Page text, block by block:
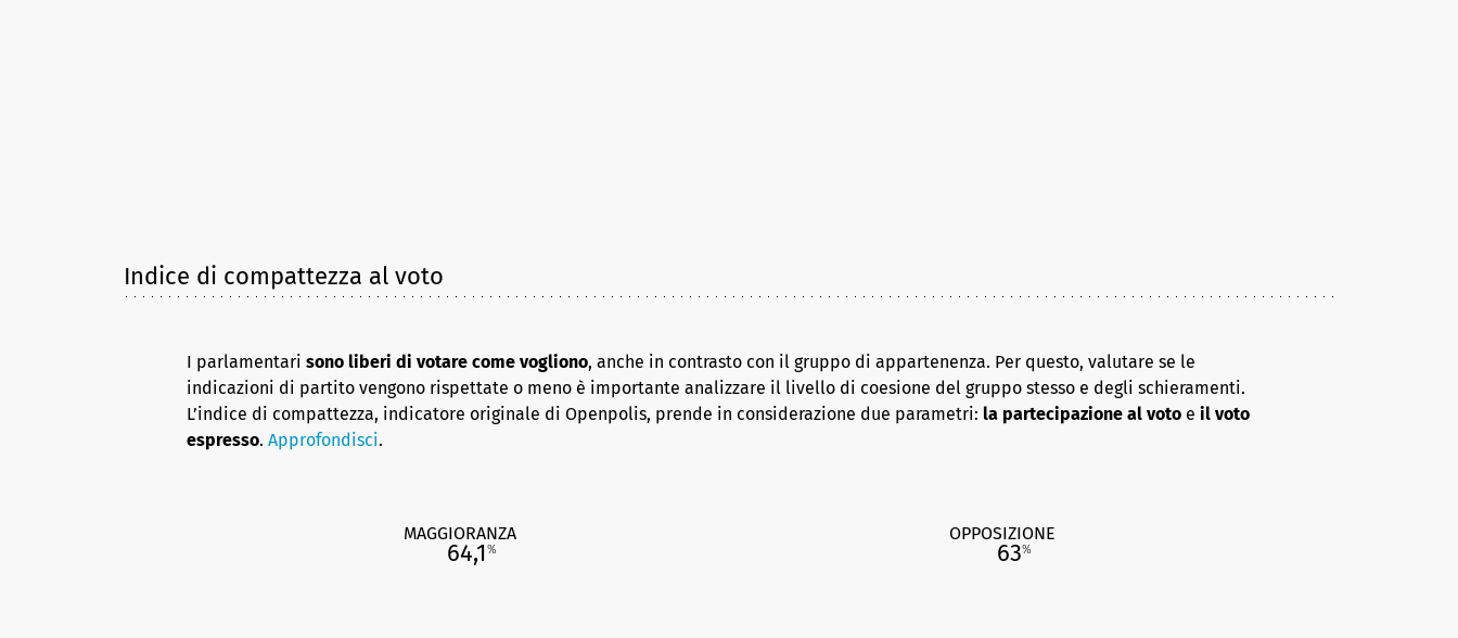
Indice di compattezza al voto
I parlamentari sono liberi di votare come vogliono, anche in contrasto con il gruppo di appartenenza. Per questo, valutare se le
indicazioni di partito vengono rispettate o meno è importante analizzare il livello di coesione del gruppo stesso e degli schieramenti.
L’indice di compattezza, indicatore originale di Openpolis, prende in considerazione due parametri: la partecipazione al voto e il voto
espresso. Approfondisci.
MAGGIORANZA
64,1%
OPPOSIZIONE
63%